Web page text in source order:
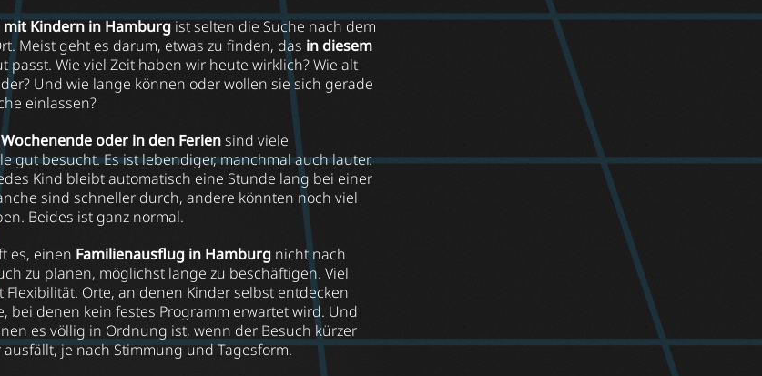
Kindern in Hamburg ist selten die Suche nach dem
Meist geht es darum, etwas zu finden, das in diesem
passt. Wie viel Zeit haben wir heute wirklich? Wie alt
Und wie lange können oder wollen sie sich gerade
einlassen?
Wochenende oder in den Feriensind viele
gut besucht. Es ist lebendiger, manchmal auch lauter.
Kind bleibt automatisch eine Stunde lang bei einer
sind schneller durch, andere könnten noch viel
Beides ist ganz normal.
es, einen Familienausflug in Hamburg nicht nach
zu planen, möglichst lange zu beschäftigen. Viel
Flexibilität. Orte, an denen Kinder selbst entdecken
bei denen kein festes Programm erwartet wird. Und
es völlig in Ordnung ist, wenn der Besuch kürzer
je nach Stimmung und Tagesform.